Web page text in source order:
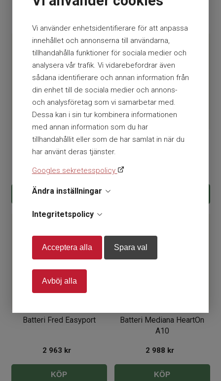
Vi använder enhetsidentifierare för att anpassa
innehållet och annonserna till användarna,
tillhandahålla funktioner för sociala medier och
analysera vår trafik. Vi vidarebefordrar även
sådana identifierare och annan information från
din enhet till de sociala medier och annons-
och analysföretag som vi samarbetar med.
Dessa kan i sin tur kombinera informationen
med annan information som du har
tillhandahållit eller som de har samlat in när du
har använt deras tjänster.
Googles sekretesspolicy
Ändra inställningar
Integritetspolicy
Acceptera alla Spara val
Avböj alla
Batterier- Hjärtstartare
Batteri till Zoll AED Plus
744 kr
KÖP
Batteri till Philips HS1/FRx
Batteri Fred Easyport
2 963 kr
KÖP
Batteri Mediana HeartOn
A10
2 988 kr
KÖP